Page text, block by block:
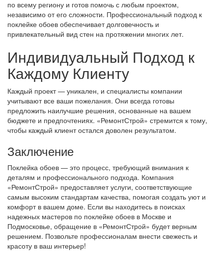
по всему региону и готов помочь с любым проектом,
независимо от его сложности. Профессиональный подход к
поклейке обоев обеспечивает долговечность и
привлекательный вид стен на протяжении многих лет.
Индивидуальный Подход к
Каждому Клиенту
Каждый проект — уникален, и специалисты компании
учитывают все ваши пожелания. Они всегда готовы
предложить наилучшие решения, основанные на вашем
бюджете и предпочтениях. «РемонтСтрой» стремится к тому,
чтобы каждый клиент остался доволен результатом.
Заключение
Поклейка обоев — это процесс, требующий внимания к
деталям и профессионального подхода. Компания
«РемонтСтрой» предоставляет услуги, соответствующие
самым высоким стандартам качества, помогая создать уют и
комфорт в вашем доме. Если вы находитесь в поисках
надежных мастеров по поклейке обоев в Москве и
Подмосковье, обращение в «РемонтСтрой» будет верным
решением. Позвольте профессионалам внести свежесть и
красоту в ваш интерьер!